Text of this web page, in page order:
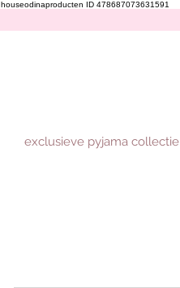
houseodinaproducten ID 478687073631591
exclusieve pyjama collectie